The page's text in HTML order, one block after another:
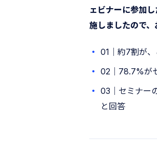
ェビナーに参加
施しましたので、
01｜約7割が
02｜78.7%が
03｜セミナー
と回答